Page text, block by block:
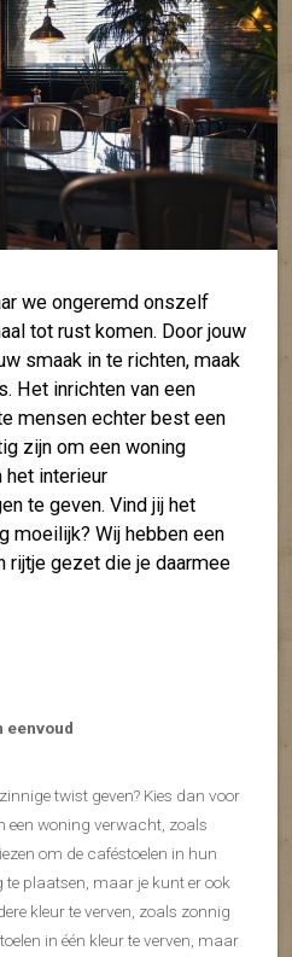
we ongeremd onszelf
tot rust komen. Door jouw
smaak in te richten, maak
Het inrichten van een
mensen echter best een
zijn om een woning
interieur
te geven. Vind jij het
moeilijk? Wij hebben een
rijtje gezet die je daarmee
eenvoud
twist geven? Kies dan voor
een woning verwacht, zoals
om de caféstoelen in hun
plaatsen, maar je kunt er ook
kleur te verven, zoals zonnig
in één kleur te verven, maar